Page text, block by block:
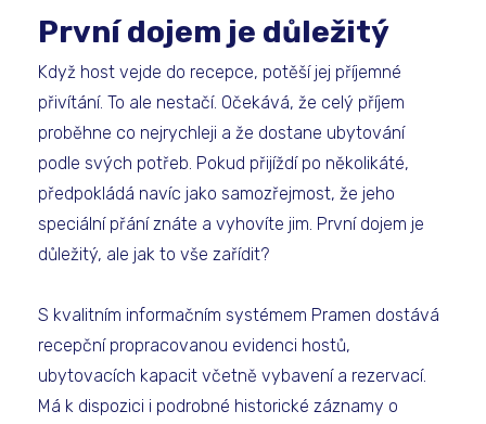
První dojem je důležitý
Když host vejde do recepce, potěší jej příjemné
přivítání. To ale nestačí. Očekává, že celý příjem
proběhne co nejrychleji a že dostane ubytování
podle svých potřeb. Pokud přijíždí po několikáté,
předpokládá navíc jako samozřejmost, že jeho
speciální přání znáte a vyhovíte jim. První dojem je
důležitý, ale jak to vše zařídit?
S kvalitním informačním systémem Pramen dostává
recepční propracovanou evidenci hostů,
ubytovacích kapacit včetně vybavení a rezervací.
Má k dispozici i podrobné historické záznamy o